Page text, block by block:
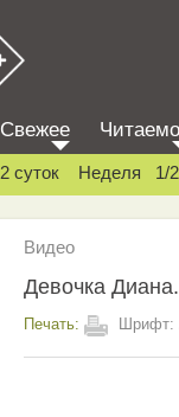
Свежее
2 суток Неделя 1/
Видео
Девочка Диана.
Печать: Шрифт: